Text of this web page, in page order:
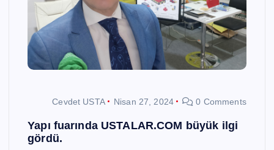
Cevdet USTA Nisan 27, 2024 0 Comments
Yapı fuarında USTALAR.COM büyük ilgi
gördü.